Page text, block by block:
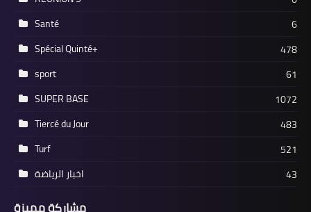
Santé
6
Spécial Quinté+
478
sport
61
SUPER BASE
1072
Tiercé du Jour
483
Turf
521
اخبار الرياضة
43